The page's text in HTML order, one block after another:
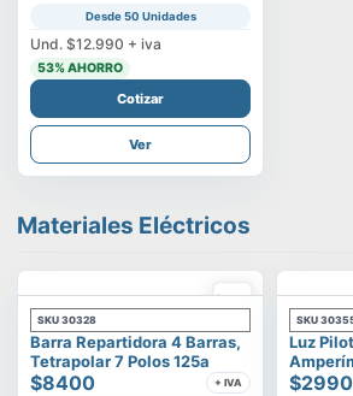
Desde 50 Unidades
Und. $12.990 + iva
53% AHORRO
Cotizar
Ver
Materiales Eléctricos
SKU 30328
Barra Repartidora 4 Barras,
Tetrapolar 7 Polos 125a
$8400 + IVA
SKU
Luz
500v
$2990